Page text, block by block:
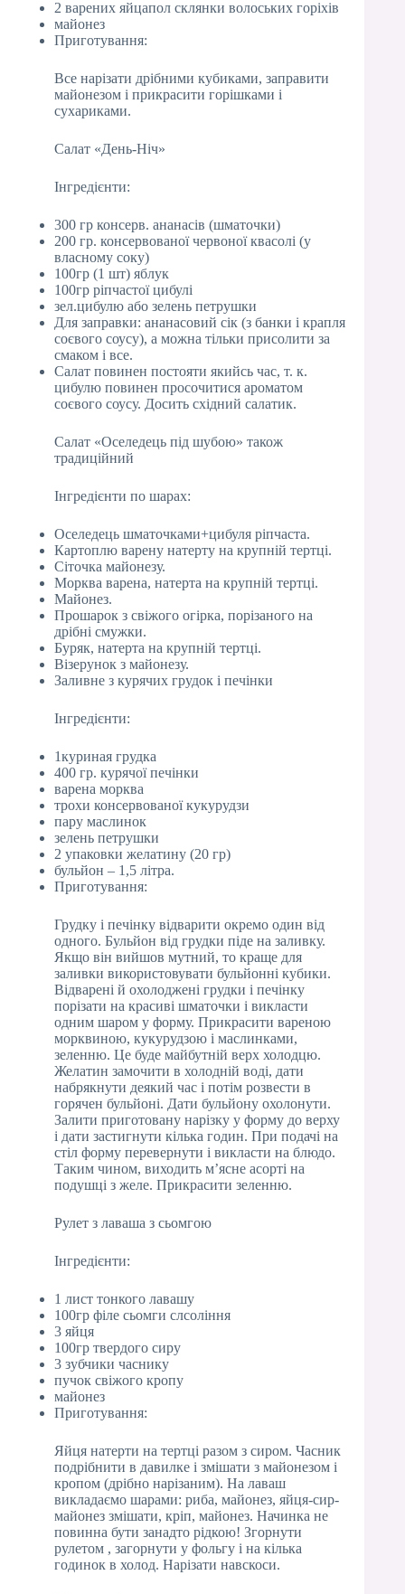
2 варених яйцапол склянки волоських горіхів
майонез
Приготування:
Все нарізати дрібними кубиками, заправити
майонезом і прикрасити горішками і
сухариками.
Салат «День-Ніч»
Інгредієнти:
300 гр консерв. ананасів (шматочки)
200 гр. консервованої червоної квасолі (у
власному соку)
100гр (1 шт) яблук
100гр ріпчастої цибулі
зел.цибулю або зелень петрушки
Для заправки: ананасовий сік (з банки і крапля
соєвого соусу), а можна тільки присолити за
смаком і все.
Салат повинен постояти якийсь час, т. к.
цибулю повинен просочитися ароматом
соєвого соусу. Досить східний салатик.
Салат «Оселедець під шубою» також
традиційний
Інгредієнти по шарах:
Оселедець шматочками+цибуля ріпчаста.
Картоплю варену натерту на крупній тертці.
Сіточка майонезу.
Морква варена, натерта на крупній тертці.
Майонез.
Прошарок з свіжого огірка, порізаного на
дрібні смужки.
Буряк, натерта на крупній тертці.
Візерунок з майонезу.
Заливне з курячих грудок і печінки
Інгредієнти:
1куриная грудка
400 гр. курячої печінки
варена морква
трохи консервованої кукурудзи
пару маслинок
зелень петрушки
2 упаковки желатину (20 гр)
бульйон – 1,5 літра.
Приготування:
Грудку і печінку відварити окремо один від
одного. Бульйон від грудки піде на заливку.
Якщо він вийшов мутний, то краще для
заливки використовувати бульйонні кубики.
Відварені й охолоджені грудки і печінку
порізати на красиві шматочки і викласти
одним шаром у форму. Прикрасити вареною
морквиною, кукурудзою і маслинками,
зеленню. Це буде майбутній верх холодцю.
Желатин замочити в холодній воді, дати
набрякнути деякий час і потім розвести в
горячен бульйоні. Дати бульйону охолонути.
Залити приготовану нарізку у форму до верху
і дати застигнути кілька годин. При подачі на
стіл форму перевернути і викласти на блюдо.
Таким чином, виходить м’ясне асорті на
подушці з желе. Прикрасити зеленню.
Рулет з лаваша з сьомгою
Інгредієнти:
1 лист тонкого лавашу
100гр філе сьомги слсоління
3 яйця
100гр твердого сиру
3 зубчики часнику
пучок свіжого кропу
майонез
Приготування:
Яйця натерти на тертці разом з сиром. Часник
подрібнити в давилке і змішати з майонезом і
кропом (дрібно нарізаним). На лаваш
викладаємо шарами: риба, майонез, яйця-сир-
майонез змішати, кріп, майонез. Начинка не
повинна бути занадто рідкою! Згорнути
рулетом , загорнути у фольгу і на кілька
годинок в холод. Нарізати навскоси.